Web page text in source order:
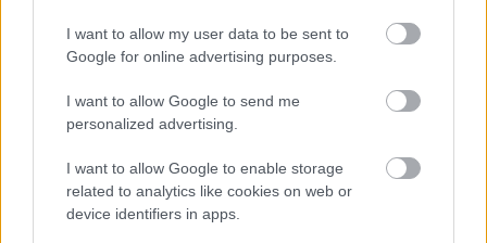
I want to allow my user data to be sent to
Google for online advertising purposes.
I want to allow Google to send me
personalized advertising.
I want to allow Google to enable storage
related to analytics like cookies on web or
device identifiers in apps.
Óriáskerék a szobában
felhasznalo•2013. június 05.
Most, hogy óriáskereket építenek a budapesti
Erzsébet-téren, külön öröm, hogy rátaláltam a szerb
Creative Space projekt keretében tervezett Play
elnevezésű óriáskereket. Amit gyerekszobákba szánt